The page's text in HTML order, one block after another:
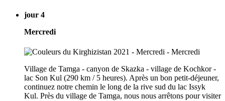
jour 4
Mercredi
Village de Tamga - canyon de Skazka - village de Kochkor -
lac Son Kul (290 km / 5 heures). Après un bon petit-déjeuner,
continuez notre chemin le long de la rive sud du lac Issyk
Kul. Près du village de Tamga, nous nous arrêtons pour visiter